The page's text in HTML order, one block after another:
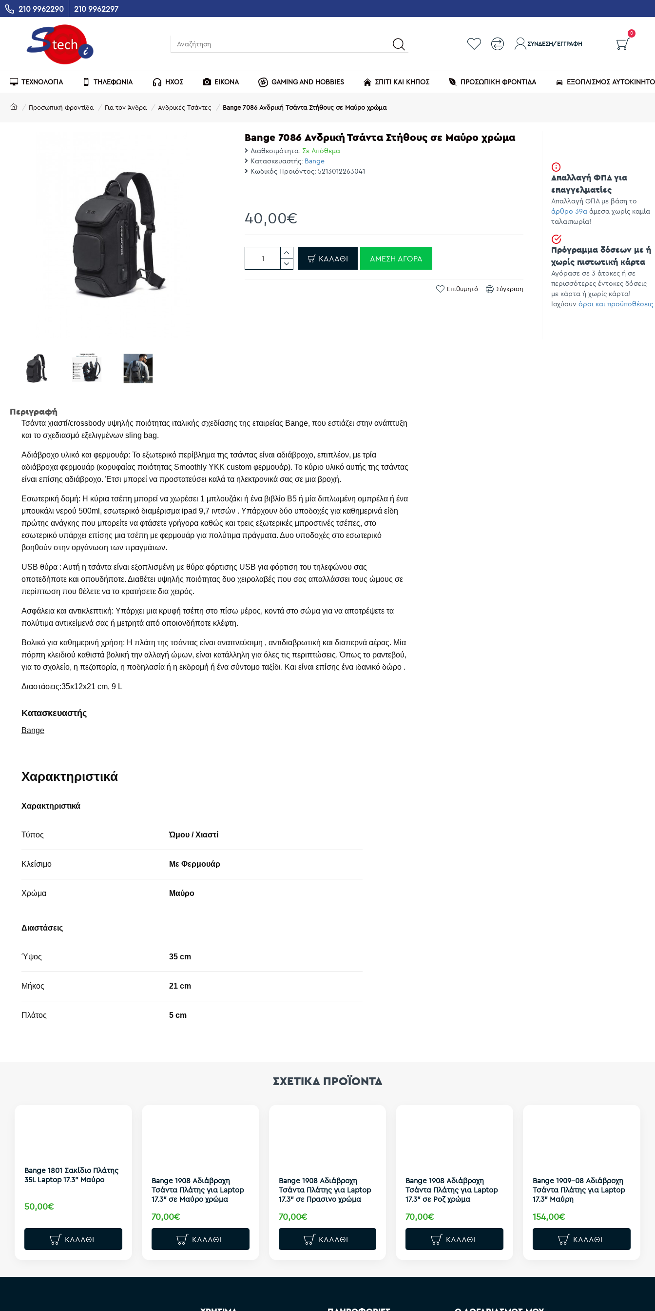
210 9962290 210 9962297
ΣΎΝΔΕΣΗ/ΕΓΓΡΑΦΉ
0
ΤΕΧΝΟΛΟΓΙΑ ΤΗΛΕΦΩΝΙΑ ΗΧΟΣ ΕΙΚΟΝΑ GAMING AND HOBBIES ΣΠΙΤΙ ΚΑΙ ΚΗΠΟΣ ΠΡΟΣΩΠΙΚΗ ΦΡΟΝΤΙΔΑ ΕΞΟΠΛΙΣΜΌΣ
Προσωπική Φροντίδα Για τον Άνδρα Ανδρικές Τσάντες Bange 7086 Ανδρική Τσάντα Στήθους σε Μαύρο χρώμα
Bange 7086 Ανδρική Τσάντα Στήθους σε Μαύρο χρώμα
Διαθεσιμότητα: Σε Απόθεμα
Κατασκευαστής: Bange
Κωδικός Προϊόντος: 5213012263041
40,00€
ΚΑΛΆΘΙ ΆΜΕΣΗ ΑΓΟΡΆ
Επιθυμητό Σύγκριση
Περιγραφή
Τσάντα χιαστί/crossbody υψηλής ποιότητας ιταλικής σχεδίασης της εταιρείας Bange, που εστιάζει στην ανάπτυξη
και το σχεδιασμό εξελιγμένων sling bag.
Αδιάβροχο υλικό και φερμουάρ: Το εξωτερικό περίβλημα της τσάντας είναι αδιάβροχο, επιπλέον, με τρία
αδιάβροχα φερμουάρ (κορυφαίας ποιότητας Smoothly YKK custom φερμουάρ). Το κύριο υλικό αυτής της τσάντας
είναι επίσης αδιάβροχο. Έτσι μπορεί να προστατεύσει καλά τα ηλεκτρονικά σας σε μια βροχή.
Εσωτερική δομή: Η κύρια τσέπη μπορεί να χωρέσει 1 μπλουζάκι ή ένα βιβλίο Β5 ή μία διπλωμένη ομπρέλα ή ένα
μπουκάλι νερού 500ml, εσωτερικό διαμέρισμα ipad 9,7 ιντσών . Υπάρχουν δύο υποδοχές για καθημερινά είδη
πρώτης ανάγκης που μπορείτε να φτάσετε γρήγορα καθώς και τρεις εξωτερικές μπροστινές τσέπες, στο
εσωτερικό υπάρχει επίσης μια τσέπη με φερμουάρ για πολύτιμα πράγματα. Δυο υποδοχές στο εσωτερικό
βοηθούν στην οργάνωση των πραγμάτων.
USB θύρα : Αυτή η τσάντα είναι εξοπλισμένη με θύρα φόρτισης USB για φόρτιση του τηλεφώνου σας
οποτεδήποτε και οπουδήποτε. Διαθέτει υψηλής ποιότητας δυο χειρολαβές που σας απαλλάσσει τους ώμους σε
περίπτωση που θέλετε να το κρατήσετε δια χειρός.
Ασφάλεια και αντικλεπτική: Υπάρχει μια κρυφή τσέπη στο πίσω μέρος, κοντά στο σώμα για να αποτρέψετε τα
πολύτιμα αντικείμενά σας ή μετρητά από οποιονδήποτε κλέφτη.
Βολικό για καθημερινή χρήση: Η πλάτη της τσάντας είναι αναπνεύσιμη , αντιδιαβρωτική και διαπερνά αέρας. Μία
πόρπη κλειδιού καθιστά βολική την αλλαγή ώμων, είναι κατάλληλη για όλες τις περιπτώσεις. Όπως το ραντεβού,
για το σχολείο, η πεζοπορία, η ποδηλασία ή η εκδρομή ή ένα σύντομο ταξίδι. Και είναι επίσης ένα ιδανικό δώρο .
Διαστάσεις:35x12x21 cm, 9 L
Κατασκευαστής
Bange
Χαρακτηριστικά
Χαρακτηριστικά
Τύπος Ώμου / Χιαστί
Κλείσιμο Με Φερμουάρ
Χρώμα Μαύρο
Διαστάσεις
Ύψος 35 cm
Μήκος 21 cm
Πλάτος 5 cm
Απαλλαγή ΦΠΑ για
επαγγελματίες
Απαλλαγή ΦΠΑ με βάση το
άρθρο 39α άμεσα χωρίς καμία
ταλαιπωρία!
Πρόγραμμα δόσεων με ή
χωρίς πιστωτική κάρτα
Αγόρασε σε 3 άτοκες ή σε
περισσότερες έντοκες δόσεις
με κάρτα ή χωρίς κάρτα!
Ισχύουν όροι και προϋποθέσεις.
ΣΧΕΤΙΚΑ ΠΡΟΪΟΝΤΑ
Bange 1801 Σακίδιο Πλάτης
35L Laptop 17.3” Μαύρο
50,00€
ΚΑΛΆΘΙ
Bange 1908 Αδιάβροχη
Τσάντα Πλάτης για Laptop
17.3" σε Μαύρο χρώμα
70,00€
ΚΑΛΆΘΙ
Bange 1908 Αδιάβροχη
Τσάντα Πλάτης για Laptop
17.3" σε Πρασινο χρώμα
70,00€
ΚΑΛΆΘΙ
Bange 1908 Αδιάβροχη
Τσάντα Πλάτης για Laptop
17.3" σε Ροζ χρώμα
70,00€
ΚΑΛΆΘΙ
Bange 1909-08 Αδιάβροχη
Τσάντα Πλάτης για Laptop
17.3" Μαύρη
154,00€
ΚΑΛΆΘΙ